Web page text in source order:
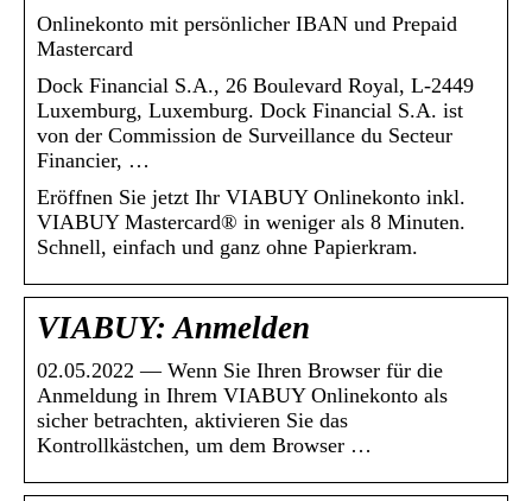
Onlinekonto mit persönlicher IBAN und Prepaid
Mastercard
Dock Financial S.A., 26 Boulevard Royal, L-2449
Luxemburg, Luxemburg. Dock Financial S.A. ist
von der Commission de Surveillance du Secteur
Financier, …
Eröffnen Sie jetzt Ihr VIABUY Onlinekonto inkl.
VIABUY Mastercard® in weniger als 8 Minuten.
Schnell, einfach und ganz ohne Papierkram.
VIABUY: Anmelden
02.05.2022 — Wenn Sie Ihren Browser für die
Anmeldung in Ihrem VIABUY Onlinekonto als
sicher betrachten, aktivieren Sie das
Kontrollkästchen, um dem Browser …